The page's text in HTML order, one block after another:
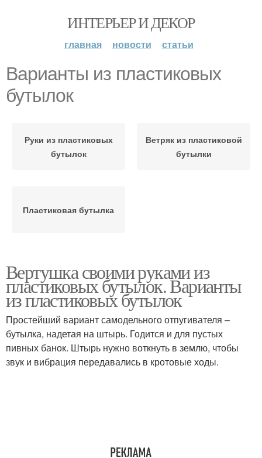
ИНТЕРЬЕР И ДЕКОР
главная новости статьи
Варианты из пластиковых
бутылок
Руки из пластиковых
бутылок
Ветряк из пластиковой
бутылки
Пластиковая бутылка
Вертушка своими руками из
пластиковых бутылок. Варианты
из пластиковых бутылок
Простейший вариант самодельного отпугивателя –
бутылка, надетая на штырь. Годится и для пустых
пивных банок. Штырь нужно воткнуть в землю, чтобы
звук и вибрация передавались в кротовые ходы.